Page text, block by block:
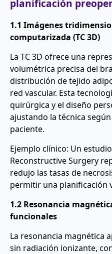
planificación
1.1 Imágenes
computarizada (TC 3D)
La TC 3D ofrece una
volumétrica precisa del
distribución de tejido
red vascular. Esta
quirúrgica y el diseño
ajustando la técnica
paciente.
Ejemplo clínico: Un
Reconstructive Surgery
redujo las tasas de
permitir una planificación
1.2 Resonancia
funcionales
La resonancia magnética
sin radiación ionizante,